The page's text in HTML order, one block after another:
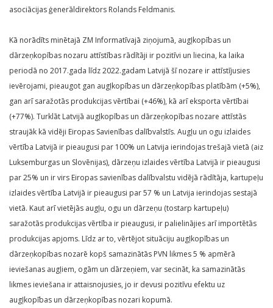
asociācijas ģenerāldirektors Rolands Feldmanis.
Kā norādīts minētajā ZM Informatīvajā ziņojumā, augļkopības un
dārzeņkopības nozaru attīstības rādītāji ir pozitīvi un liecina, ka laika
periodā no 2017.gada līdz 2022.gadam Latvijā šī nozare ir attīstījusies
ievērojami, pieaugot gan augļkopības un dārzeņkopības platībām (+5%),
gan arī saražotās produkcijas vērtībai (+46%), kā arī eksporta vērtībai
(+77%). Turklāt Latvijā augļkopības un dārzeņkopības nozare attīstās
straujāk kā vidēji Eiropas Savienības dalībvalstīs. Augļu un ogu izlaides
vērtība Latvijā ir pieaugusi par 100% un Latvija ierindojas trešajā vietā (aiz
Luksemburgas un Slovēnijas), dārzeņu izlaides vērtība Latvijā ir pieaugusi
par 25% un ir virs Eiropas savienības dalībvalstu vidējā rādītāja, kartupeļu
izlaides vērtība Latvijā ir pieaugusi par 57 % un Latvija ierindojas sestajā
vietā. Kaut arī vietējās augļu, ogu un dārzeņu (tostarp kartupeļu)
saražotās produkcijas vērtība ir pieaugusi, ir palielinājies arī importētās
produkcijas apjoms. Līdz ar to, vērtējot situāciju augļkopības un
dārzeņkopības nozarē kopš samazinātās PVN likmes 5 % apmērā
ieviešanas augļiem, ogām un dārzeņiem, var secināt, ka samazinātās
likmes ieviešana ir attaisnojusies, jo ir devusi pozitīvu efektu uz
augļkopības un dārzeņkopības nozari kopumā.